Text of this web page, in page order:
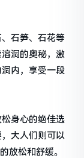
石笋、石花等
洞的奥秘，激
内，享受一段
身心的绝佳选
大人们则可以
放松和舒缓。